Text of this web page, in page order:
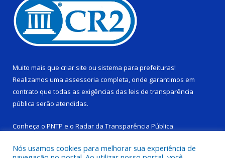
Muito mais que criar site ou sistema para prefeituras!
Realizamos uma assessoria completa, onde garantimos em
contrato que todas as exigências das leis de transparência
pública serão atendidas.
Conheça o PNTP e o Radar da Transparência Pública
Nós usamos cookies para melhorar sua experiência de